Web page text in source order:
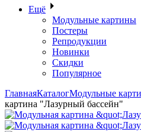
Ещё
Модульные картины
Постеры
Репродукции
Новинки
Скидки
Популярное
ГлавнаяКаталогМодульные
картина "Лазурный бассейн"